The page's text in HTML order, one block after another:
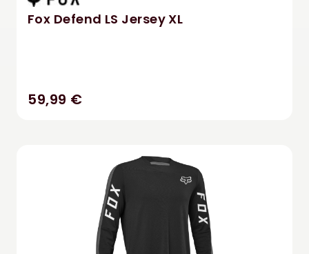
Fox Defend LS Jersey XL
59,99 €